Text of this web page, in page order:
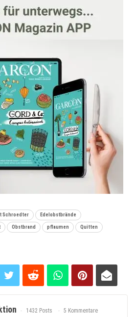
Schroedter Edelobstbrände
Obstbrand pflaumen Quitten
1432 Posts 5 Kommentare